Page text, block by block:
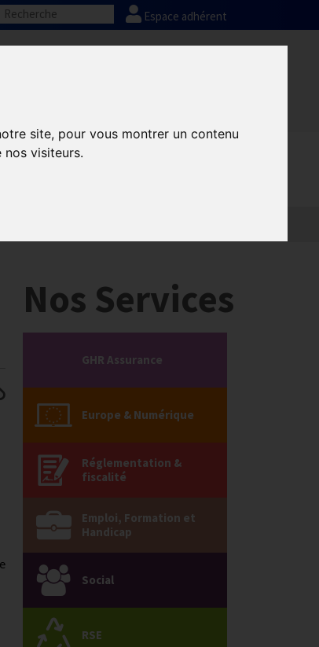
site, pour vous montrer un contenu
visiteurs.
Espace adhérent
Nos Services
GHR Assurance
Europe & Numérique
Réglementation &
fiscalité
Emploi, Formation et
Handicap
Social
RSE